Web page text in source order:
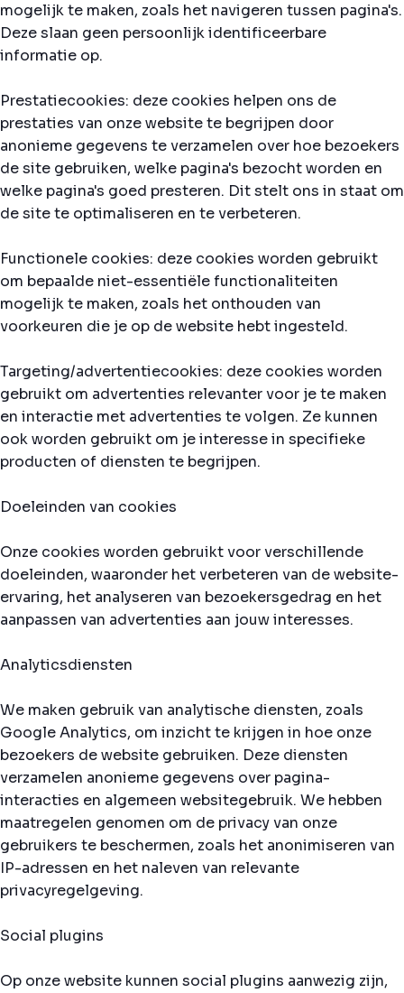
mogelijk te maken, zoals het navigeren tussen pagina's.
Deze slaan geen persoonlijk identificeerbare
informatie op.
Prestatiecookies: deze cookies helpen ons de
prestaties van onze website te begrijpen door
anonieme gegevens te verzamelen over hoe bezoekers
de site gebruiken, welke pagina's bezocht worden en
welke pagina's goed presteren. Dit stelt ons in staat om
de site te optimaliseren en te verbeteren.
Functionele cookies: deze cookies worden gebruikt
om bepaalde niet-essentiële functionaliteiten
mogelijk te maken, zoals het onthouden van
voorkeuren die je op de website hebt ingesteld.
Targeting/advertentiecookies: deze cookies worden
gebruikt om advertenties relevanter voor je te maken
en interactie met advertenties te volgen. Ze kunnen
ook worden gebruikt om je interesse in specifieke
producten of diensten te begrijpen.
Doeleinden van cookies
Onze cookies worden gebruikt voor verschillende
doeleinden, waaronder het verbeteren van de website-
ervaring, het analyseren van bezoekersgedrag en het
aanpassen van advertenties aan jouw interesses.
Analyticsdiensten
We maken gebruik van analytische diensten, zoals
Google Analytics, om inzicht te krijgen in hoe onze
bezoekers de website gebruiken. Deze diensten
verzamelen anonieme gegevens over pagina-
interacties en algemeen websitegebruik. We hebben
maatregelen genomen om de privacy van onze
gebruikers te beschermen, zoals het anonimiseren van
IP-adressen en het naleven van relevante
privacyregelgeving.
Social plugins
Op onze website kunnen social plugins aanwezig zijn,